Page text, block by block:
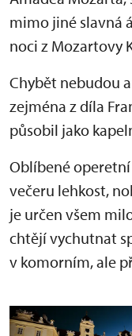
mimo jiné slavná
noci z Mozartovy
Chybět nebudou
zejména z díla
působil jako
Oblíbené
večeru lehkost,
je určen všem
chtějí vychutnat
v komorním, ale